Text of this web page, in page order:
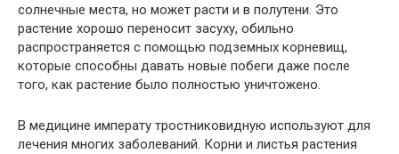
солнечные места, но может расти и в полутени. Это
растение хорошо переносит засуху, обильно
распространяется с помощью подземных корневищ,
которые способны давать новые побеги даже после
того, как растение было полностью уничтожено.
В медицине императу тростниковидную используют для
лечения многих заболеваний. Корни и листья растения